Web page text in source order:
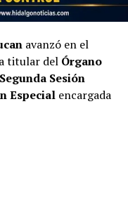
avanzó en el
titular del Órgano
Segunda Sesión
Especialencargada